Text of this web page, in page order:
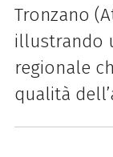
Tronzano
illustrando
regionale
qualità